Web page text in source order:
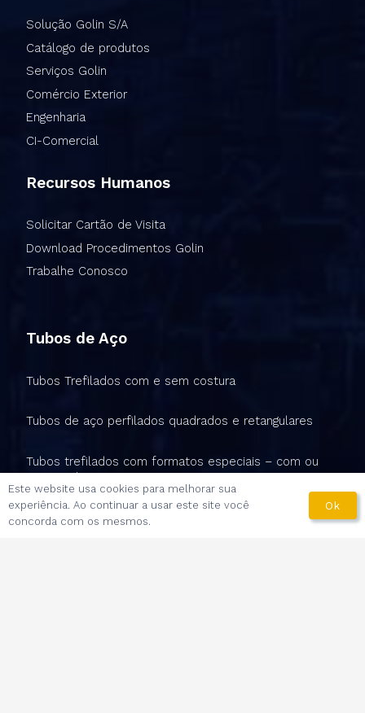
Solução Golin S/A
Catálogo de produtos
Serviços Golin
Comércio Exterior
Engenharia
CI-Comercial
Recursos Humanos
Solicitar Cartão de Visita
Download Procedimentos Golin
Trabalhe Conosco
Tubos de Aço
Tubos Trefilados com e sem costura
Tubos de aço perfilados quadrados e retangulares
Tubos trefilados com formatos especiais – com ou
sem costura
Peças Tubulares
Este website usa cookies para melhorar sua
experiência. Ao continuar a usar este site você
concorda com os mesmos.
Ok